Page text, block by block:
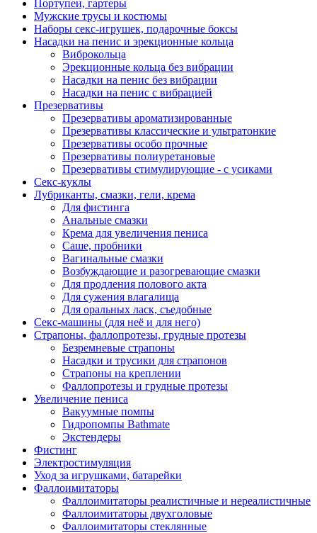
Портупеи, гартеры
Мужские трусы и костюмы
Наборы секс-игрушек, подарочные боксы
Насадки на пенис и эрекционные кольца
Виброкольца
Эрекционные кольца без вибрации
Насадки на пенис без вибрации
Насадки на пенис с вибрацией
Презервативы
Презервативы ароматизированные
Презервативы классические и ультратонкие
Презервативы особо прочные
Презервативы полиуретановые
Презервативы стимулирующие - с усиками
Секс-куклы
Лубриканты, смазки, гели, крема
Для фистинга
Анальные смазки
Крема для увеличения пениса
Саше, пробники
Вагинальные смазки
Возбуждающие и разогревающие смазки
Для продления полового акта
Для сужения влагалища
Для оральных ласк, съедобные
Секс-машины (для неё и для него)
Страпоны, фаллопротезы, грудные протезы
Безремневые страпоны
Насадки и трусики для страпонов
Страпоны на креплении
Фаллопротезы и грудные протезы
Увеличение пениса
Вакуумные помпы
Гидропомпы Bathmate
Экстендеры
Фистинг
Электростимуляция
Уход за игрушками, батарейки
Фаллоимитаторы
Фаллоимитаторы реалистичные и нереалистичные
Фаллоимитаторы двухголовые
Фаллоимитаторы стеклянные